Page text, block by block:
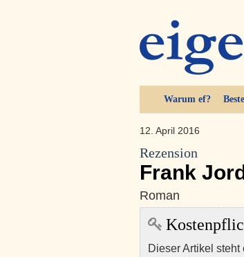
Warum ef?
12. April 2016
Rezension
Frank
Roman
Dieser Artikel